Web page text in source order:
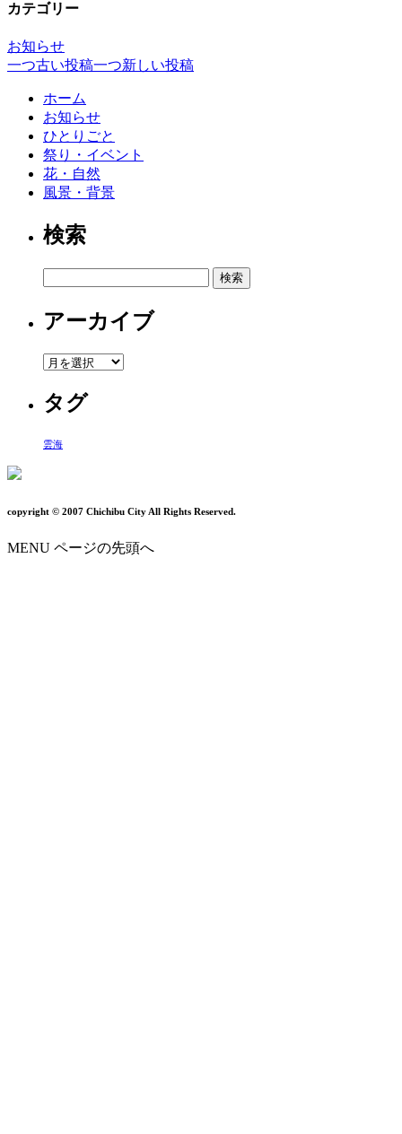
カテゴリー
お知らせ
一つ古い投稿一つ新しい投稿
ホーム
お知らせ
ひとりごと
祭り・イベント
花・自然
風景・背景
検索
アーカイブ
ア
カ
イ
ブ
タグ
雲海
copyright © 2007 Chichibu City All Rights Reserved.
MENU ページの先頭へ